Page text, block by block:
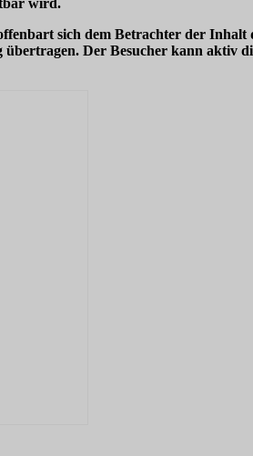
wird.
sich dem Betrachter der Inhalt
Der Besucher kann aktiv